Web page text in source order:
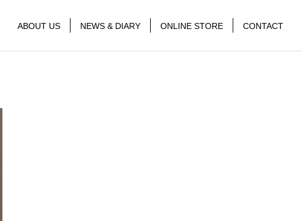
ABOUT US NEWS & DIARY ONLINE STORE CONTACT